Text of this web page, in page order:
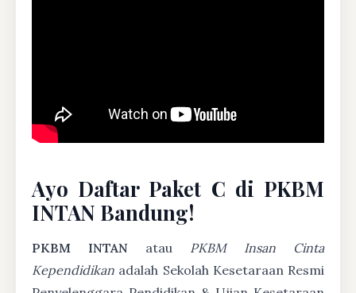
Ayo Daftar Paket C di PKBM
INTAN Bandung!
PKBM INTAN atau PKBM Insan Cinta
Kependidikan adalah Sekolah Kesetaraan Resmi